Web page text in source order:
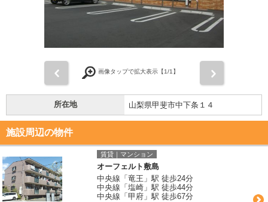
画像タップで拡大表示【1/1】
所在地 山梨県甲斐市中下条１４
施設周辺の物件
賃貸｜マンション
オーフェルト敷島
中央線「竜王」駅 徒歩24分
中央線「塩崎」駅 徒歩44分
中央線「甲府」駅 徒歩67分